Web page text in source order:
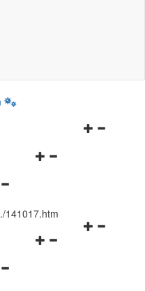
Navigationsmenü
./141017.htm
Navigationsmenü